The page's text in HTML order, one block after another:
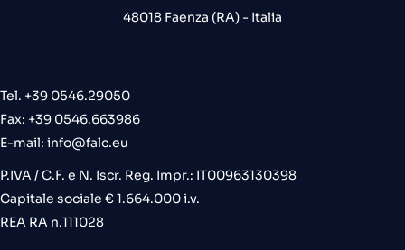
48018 Faenza (RA) - Italia
Tel. +39 0546.29050
Fax: +39 0546.663986
E-mail: info@falc.eu
P.IVA / C.F. e N. Iscr. Reg. Impr.: IT00963130398
Capitale sociale € 1.664.000 i.v.
REA RA n.111028